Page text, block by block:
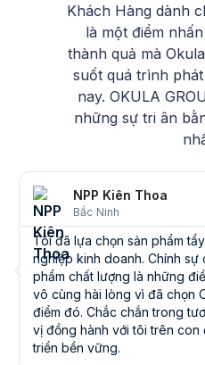
Khách Hàng dành
là một điểm
thành quả mà
suốt quá trình
nay. OKULA
những sự tri ân
NPP Kiên Thoa
Bắc Ninh
Tôi đã lựa chọn sản phẩm
nghiệp kinh doanh. Chính sự
phẩm chất lượng là những
vô cùng hài lòng vì đã chọn
điểm đó. Chắc chắn trong
vị đồng hành với tôi trên
triển bền vững.